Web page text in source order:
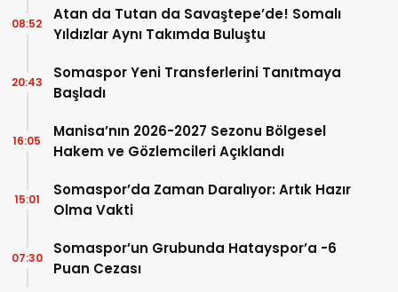
Atan da Tutan da Savaştepe’de! Somalı
Yıldızlar Aynı Takımda Buluştu
08:52
Somaspor Yeni Transferlerini Tanıtmaya
Başladı
20:43
Manisa’nın 2026-2027 Sezonu Bölgesel
Hakem ve Gözlemcileri Açıklandı
16:05
Somaspor’da Zaman Daralıyor: Artık Hazır
Olma Vakti
15:01
Somaspor’un Grubunda Hatayspor’a -6
Puan Cezası
07:30